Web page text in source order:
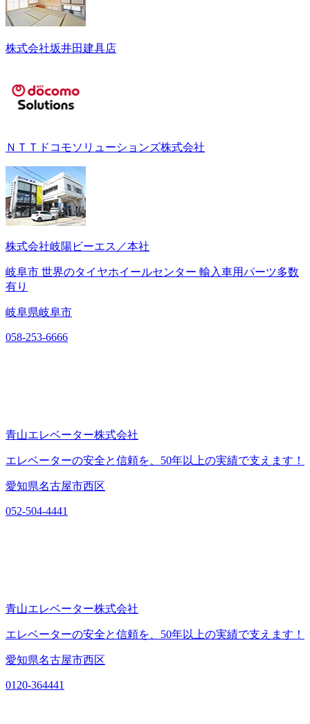
株式会社坂井田建具店
ＮＴＴドコモソリューションズ株式会社
株式会社岐陽ビーエス／本社
岐阜市 世界のタイヤホイールセンター 輸入車用パーツ多数
有り
岐阜県岐阜市
058-253-6666
青山エレベーター株式会社
エレベーターの安全と信頼を、50年以上の実績で支えます！
愛知県名古屋市西区
052-504-4441
青山エレベーター株式会社
エレベーターの安全と信頼を、50年以上の実績で支えます！
愛知県名古屋市西区
0120-364441